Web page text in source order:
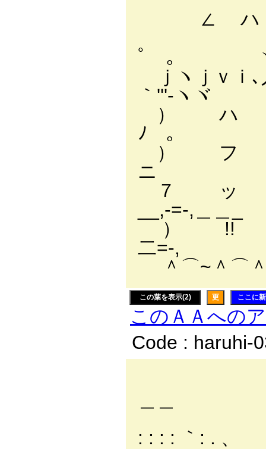
∠ ハ
ﾟ ｡
ｊヽｊｖ
｀'''-ヽ
） ハ
ﾉ ｡
）
ニ
７ ッ （
__,-=-,＿＿_
） !! （
二=-,
＾⌒~＾⌒＾
この葉を表示(2) 更 ここに
このＡＡへの
Code : haruhi-
: : : : ｀: . 、